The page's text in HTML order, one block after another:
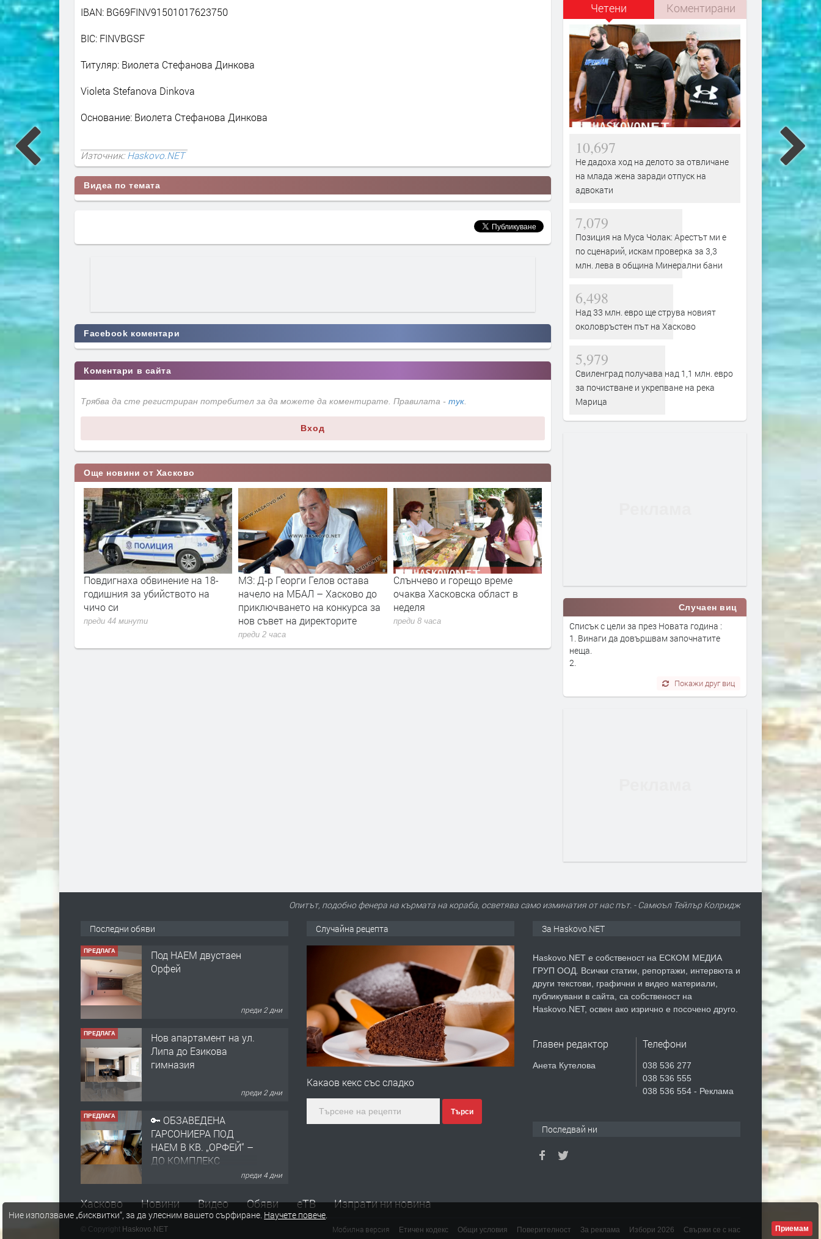
IBAN: BG69FINV91501017623750
BIC: FINVBGSF
Титуляр: Виолета Стефанова Динкова
Violeta Stefanova Dinkova
Основание: Виолета Стефанова Динкова
Източник:Haskovo.NET
Видеа по темата
Facebook коментари
Коментари в сайта
Трябва да сте регистриран потребител за да можете да коментирате. Правилата - тук.
Вход
Още новини от Хасково
Повдигнаха обвинение на 18-
годишния за убийството на
чичо си
преди 44 минути
МЗ: Д-р Георги Гелов остава
начело на МБАЛ – Хасково до
приключването на конкурса за
нов съвет на директорите
преди 2 часа
Слънчево и горещо време
очаква Хасковска област в
неделя
преди 8 часа
„Димитровград“ със
старта на сезона
преди 16 часа
Четени Коментирани
10,697
Не дадоха ход на делото за отвличане
на млада жена заради отпуск на
адвокати
7,079
Позиция на Муса Чолак: Арестът ми е
по сценарий, искам проверка за 3,3
млн. лева в община Минерални бани
6,498
Над 33 млн. евро ще струва новият
околовръстен път на Хасково
5,979
Свиленград получава над 1,1 млн. евро
за почистване и укрепване на река
Марица
Случаен виц
Списък с цели за през Новата година :
1. Винаги да довършвам започнатите
неща.
2.
Покажи друг виц
Опитът, подобно фенера на кърмата на кораба, осветява само изминатия от нас път. - Самюъл Тейлър Колридж
Последни обяви
ПРЕДЛАГА
Под НАЕМ двустаен
Орфей
преди 2 дни
ПРЕДЛАГА
Нов апартамент на ул.
Липа до Езикова
гимназия
преди 2 дни
ПРЕДЛАГА
🔑 ОБЗАВЕДЕНА
ГАРСОНИЕРА ПОД
НАЕМ В КВ. „ОРФЕЙ“ –
ДО КОМПЛЕКС
преди 4 дни
ПРЕДЛАГА
НАПЪЛНО ОБЗАВЕДЕН
И ОБОРУДВАН
ТРИСТАЕН
Случайна рецепта
Какаов кекс със сладко
Търси
За Haskovo.NET
Haskovo.NET е собственост на ЕСКОМ МЕДИА
ГРУП ООД. Всички статии, репортажи, интервюта и
други текстови, графични и видео материали,
публикувани в сайта, са собственост на
Haskovo.NET, освен ако изрично е посочено друго.
Главен редактор
Анета Кутелова
Телефони
038 536 277
038 536 555
038 536 554 - Реклама
Последвай ни
Хасково Новини Видео Обяви еТВ Изпрати ни новина
© Copyright Haskovo.NET Мобилна версия Етичен кодекс Общи условия Поверителност За реклама Избори 2026 Свържи се с нас
Ние използваме „бисквитки“, за да улесним вашето сърфиране. Научете повече.
Приемам